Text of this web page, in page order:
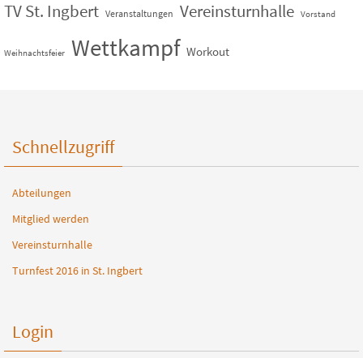
TV St. Ingbert Veranstaltungen Vereinsturnhalle Vorstand
Weihnachtsfeier Wettkampf Workout
Schnellzugriff
Abteilungen
Mitglied werden
Vereinsturnhalle
Turnfest 2016 in St. Ingbert
Login